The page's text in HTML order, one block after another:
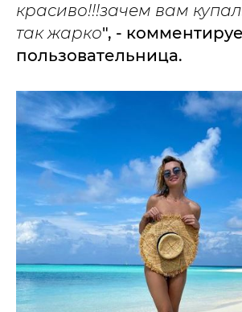
красиво!!!зачем вам
так жарко", -
пользовательница.